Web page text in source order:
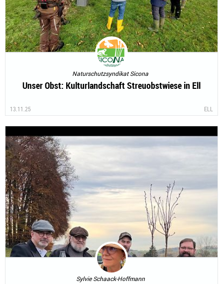
Naturschutzsyndikat Sicona
Unser Obst: Kulturlandschaft Streuobstwiese in Ell
13.11.25 ELL
Sylvie Schaack-Hoffmann